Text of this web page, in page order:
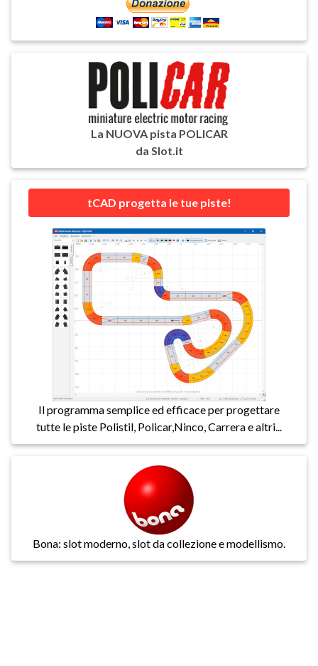
La NUOVA pista POLICAR
da Slot.it
tCAD progetta le tue piste!
Il programma semplice ed efficace per progettare
tutte le piste Polistil, Policar,Ninco, Carrera e altri...
Bona: slot moderno, slot da collezione e modellismo.